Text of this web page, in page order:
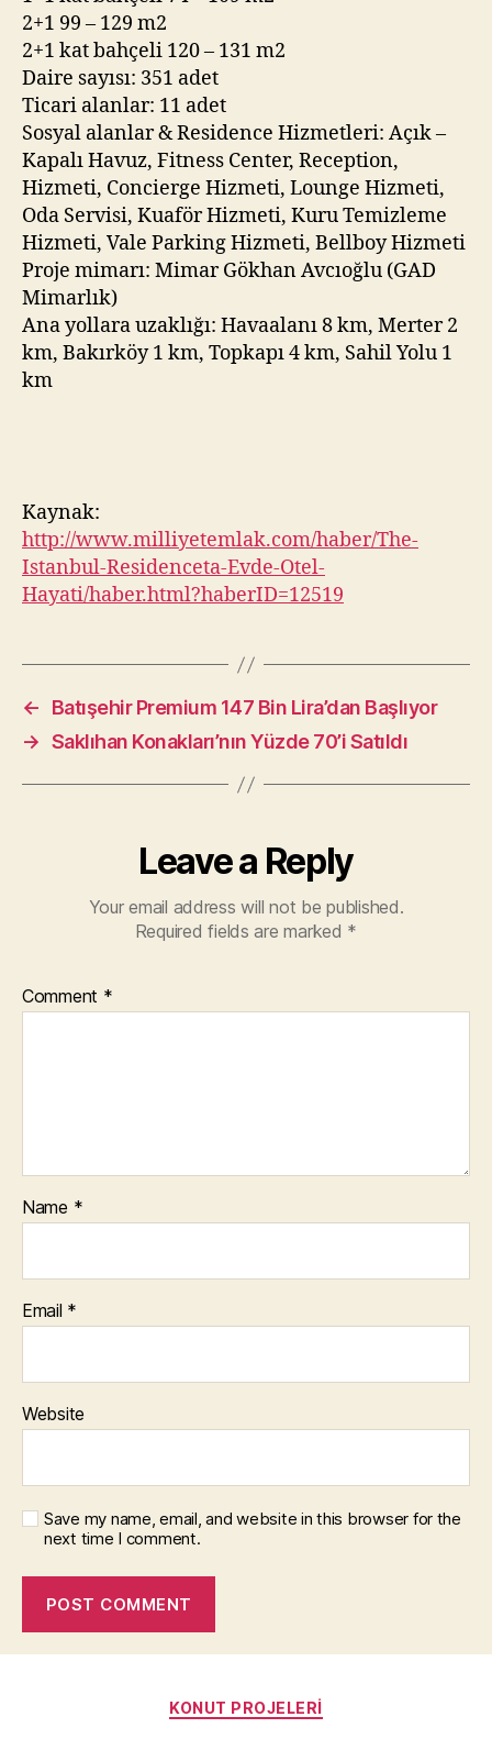
2+1 99 – 129 m2
2+1 kat bahçeli 120 – 131 m2
Daire sayısı: 351 adet
Ticari alanlar: 11 adet
Sosyal alanlar & Residence Hizmetleri: Açık –
Kapalı Havuz, Fitness Center, Reception,
Hizmeti, Concierge Hizmeti, Lounge Hizmeti,
Oda Servisi, Kuaför Hizmeti, Kuru Temizleme
Hizmeti, Vale Parking Hizmeti, Bellboy Hizmeti
Proje mimarı: Mimar Gökhan Avcıoğlu (GAD
Mimarlık)
Ana yollara uzaklığı: Havaalanı 8 km, Merter 2
km, Bakırköy 1 km, Topkapı 4 km, Sahil Yolu 1
km
Kaynak:
http://www.milliyetemlak.com/haber/The-
Istanbul-Residenceta-Evde-Otel-
Hayati/haber.html?haberID=12519
←
Batışehir Premium 147 Bin Lira’dan Başlıyor
→ Saklıhan Konakları’nın Yüzde 70’i Satıldı
Leave a Reply
Your email address will not be published.
Required fields are marked *
Comment *
Name *
Email *
Website
Save my name, email, and website in this browser for the
next time I comment.
Categories
KONUT PROJELERI